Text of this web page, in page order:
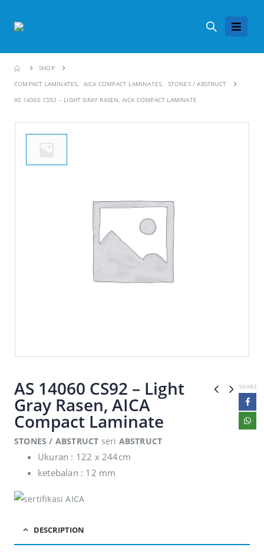
SHOP
COMPACT LAMINATES, AICA COMPACT LAMINATES,
STONES / ABSTRUCT
AS 14060 CS92 – LIGHT GRAY RASEN, AICA COMPACT LAMINATE
AS 14060 CS92 – Light
Gray Rasen, AICA
Compact Laminate
STONES / ABSTRUCT seri ABSTRUCT
Ukuran : 122 x 244cm
ketebalan : 12 mm
DESCRIPTION
SHARE